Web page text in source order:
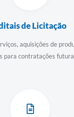
de Licitação
aquisições de
para contratações